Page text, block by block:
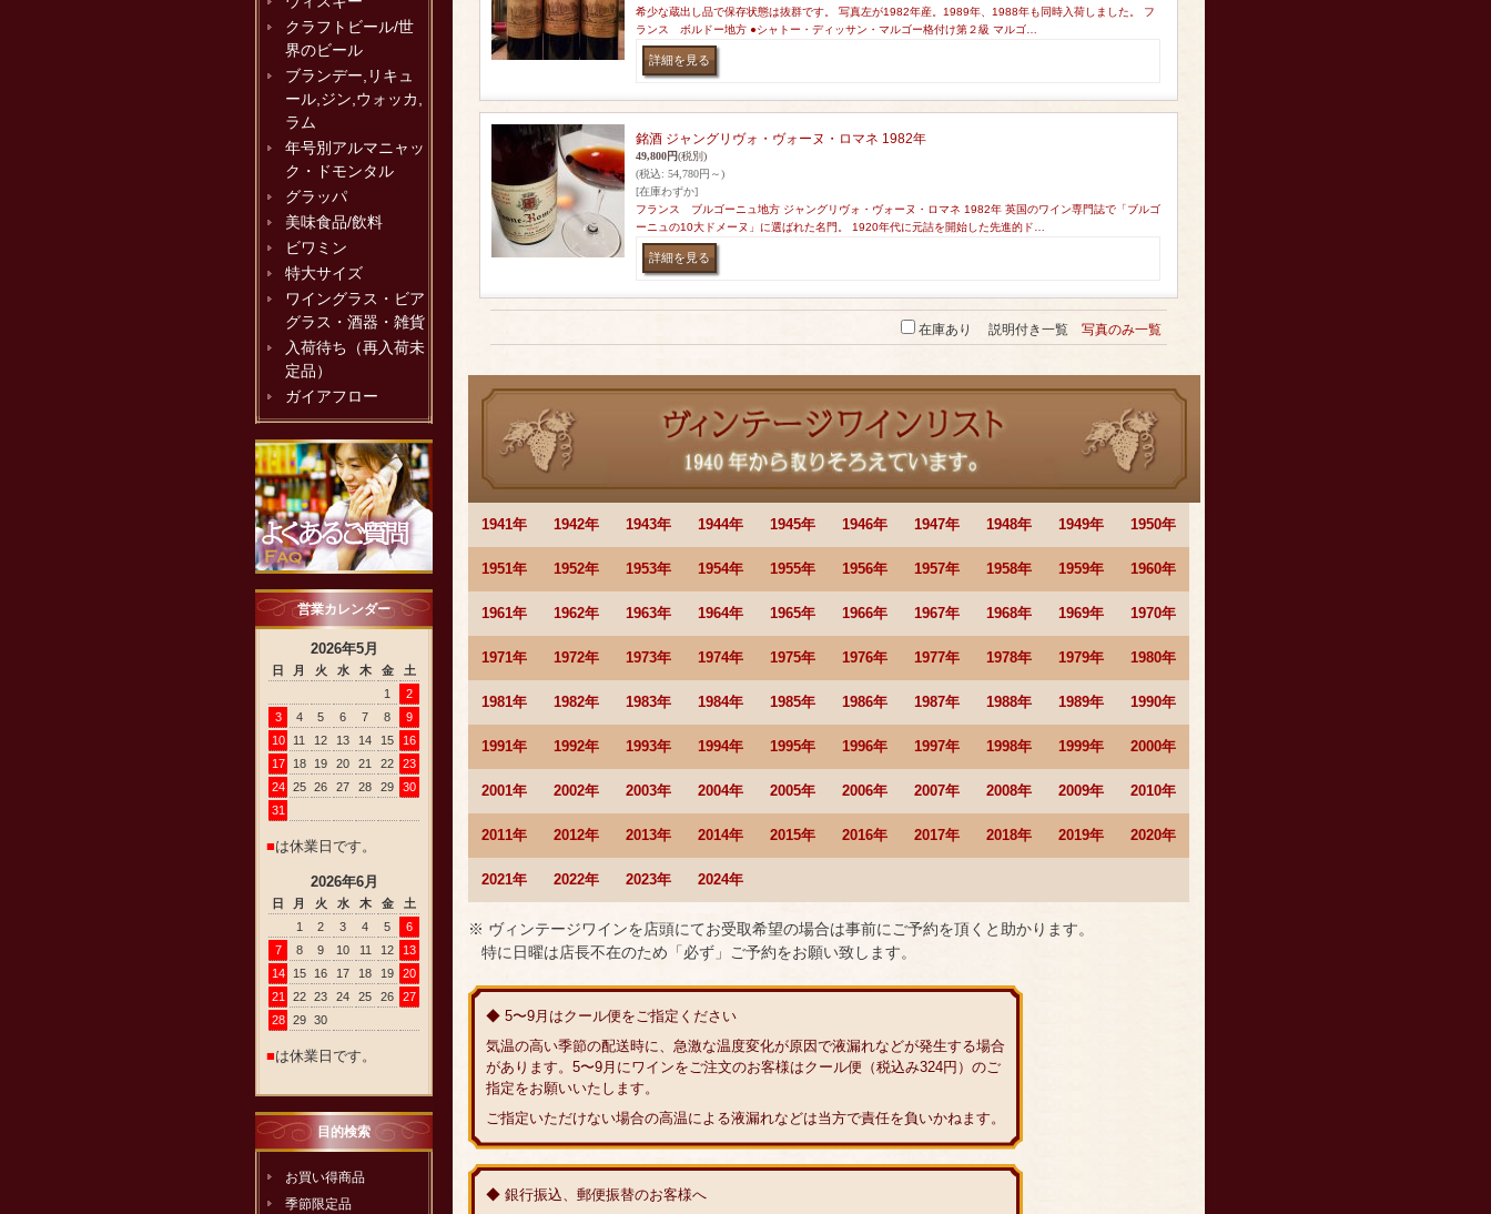
クラフトビール/世
界のビール
ブランデー,リキュ
ール,ジン,ウォッカ,
ラム
年号別アルマニャッ
ク・ドモンタル
グラッパ
美味食品/飲料
ビワミン
特大サイズ
ワイングラス・ビア
グラス・酒器・雑貨
入荷待ち（再入荷未
定品）
ガイアフロー
営業カレンダー
2026年5月
日 月 火 水 木 金
土
1
2
3
4 5 6 7 8
9
10
11 12 13 14 15
16
17
18 19 20 21 22
23
24
25 26 27 28 29
30
31
■は休業日です。
2026年6月
日 月 火 水 木 金
土
1
2 3 4 5
6
7
8 9 10 11 12
13
14
15 16 17 18 19
20
21
22 23 24 25 26
27
28
29 30
■は休業日です。
目的検索
お買い得商品
季節限定品
希少な蔵出し品で保存状態は抜群です。 写真左が1982年産。1989年、1988年も同時入荷しました。 フ
ランス ボルドー地方 ●シャトー・ディッサン・マルゴー格付け第２級 マルゴ…
銘酒 ジャングリヴォ・ヴォーヌ・ロマネ 1982年
49,800円(税別)
(税込: 54,780円～)
[在庫わずか]
フランス ブルゴーニュ地方 ジャングリヴォ・ヴォーヌ・ロマネ 1982年 英国のワイン専門誌で「ブルゴ
ーニュの10大ドメーヌ」に選ばれた名門。 1920年代に元詰を開始した先進的ド…
在庫あり 説明付き一覧 写真のみ一覧
1941年 1942年 1943年 1944年 1945年 1946年 1947年 1948年 1949年 1950年
1951年 1952年 1953年 1954年 1955年 1956年 1957年 1958年 1959年 1960年
1961年 1962年 1963年 1964年 1965年 1966年 1967年 1968年 1969年 1970年
1971年 1972年 1973年 1974年 1975年 1976年 1977年 1978年 1979年 1980年
1981年 1982年 1983年 1984年 1985年 1986年 1987年 1988年 1989年 1990年
1991年 1992年 1993年 1994年 1995年 1996年 1997年 1998年 1999年 2000年
2001年 2002年 2003年 2004年 2005年 2006年 2007年 2008年 2009年 2010年
2011年 2012年 2013年 2014年 2015年 2016年 2017年 2018年 2019年 2020年
2021年 2022年 2023年 2024年
※ ヴィンテージワインを店頭にてお受取希望の場合は事前にご予約を頂くと助かります。
特に日曜は店長不在のため「必ず」ご予約をお願い致します。
◆ 5〜9月はクール便をご指定ください
気温の高い季節の配送時に、急激な温度変化が原因で液漏れなどが発生する場合
があります。5〜9月にワインをご注文のお客様はクール便（税込み324円）のご
指定をお願いいたします。
ご指定いただけない場合の高温による液漏れなどは当方で責任を負いかねます。
◆ 銀行振込、郵便振替のお客様へ